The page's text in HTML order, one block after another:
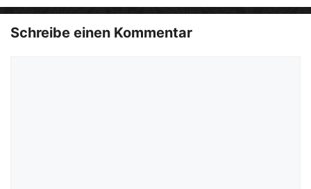
Schreibe einen Kommentar